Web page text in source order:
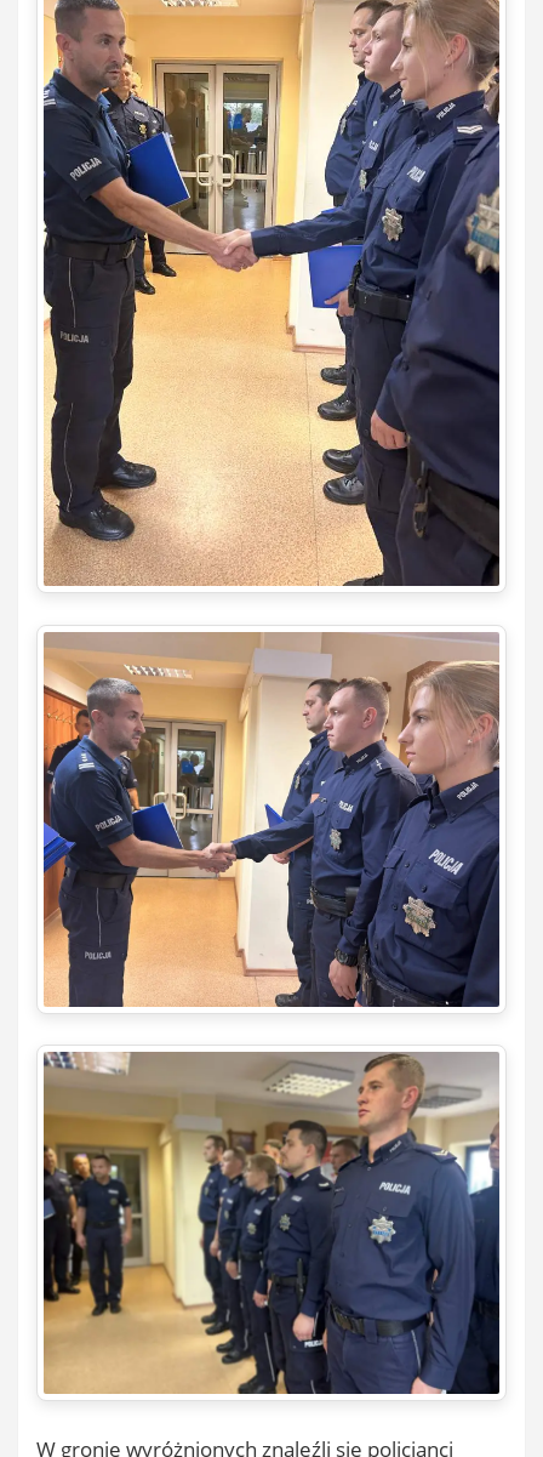
W gronie wyróżnionych znaleźli się policjanci